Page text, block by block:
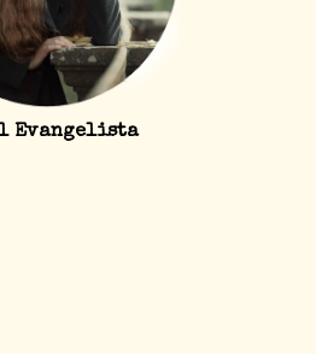
Evangelista